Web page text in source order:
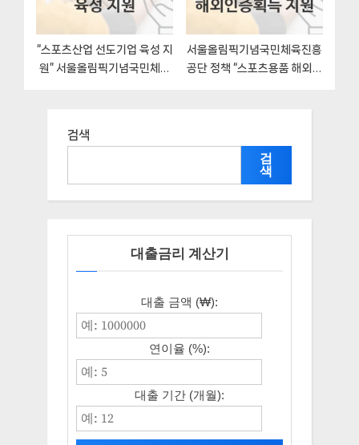
“스포츠산업 선도기업 육성 지
원” 서울올림픽기념국민체육
서울올림픽기념국민체육진흥
공단 정책 “스포츠용품 해외인
검색
검
색
대출금리 계산기
대출 금액 (₩):
연이율 (%):
대출 기간 (개월):